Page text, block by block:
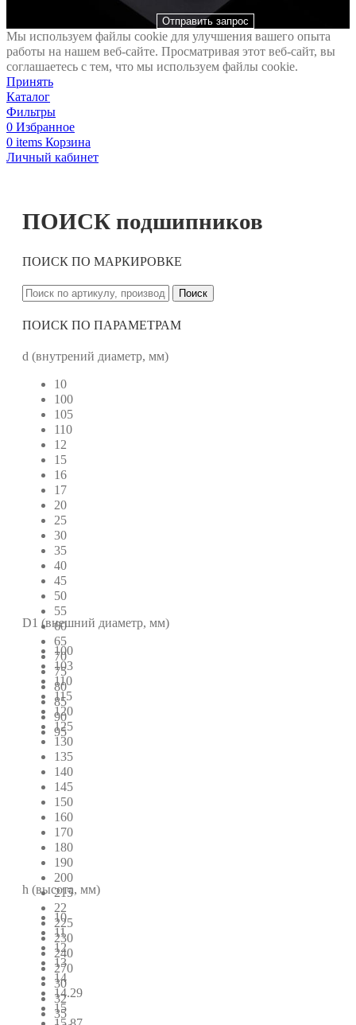
Отправить запрос
Мы используем файлы cookie для улучшения вашего опыта
работы на нашем веб-сайте. Просматривая этот веб-сайт, вы
соглашаетесь с тем, что мы используем файлы cookie.
Принять
Каталог
Фильтры
0 Избранное
0 items Корзина
Личный кабинет
ПОИСК подшипников
ПОИСК ПО МАРКИРОВКЕ
Поиск
ПОИСК ПО ПАРАМЕТРАМ
d (внутрений диаметр, мм)
10
100
105
110
12
15
16
17
20
25
30
35
40
45
50
55
60
65
70
75
80
85
90
95
D1 (внешний диаметр, мм)
100
103
110
115
120
125
130
135
140
145
150
160
170
180
190
200
215
22
225
230
240
270
30
32
35
h (высота, мм)
10
11
12
13
14
14.29
15